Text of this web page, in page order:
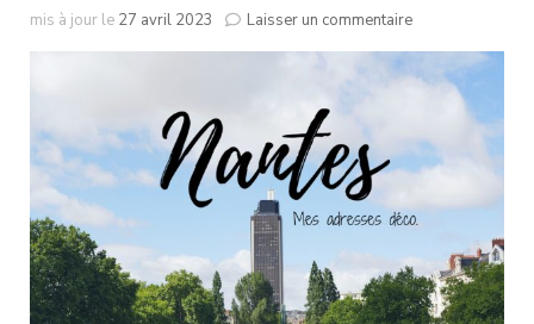
mis à jour le 27 avril 2023 Laisser un commentairesur
adresses
déco
Nantes
[2023]